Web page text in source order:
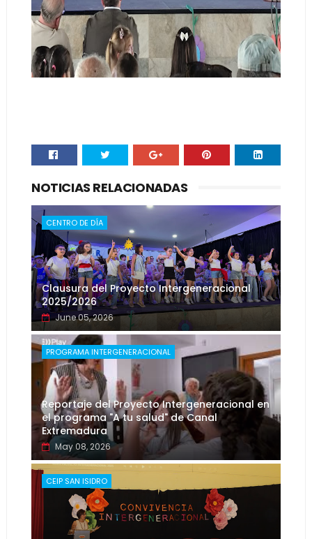
NOTICIAS RELACIONADAS
CENTRO DE DÍA
Clausura del Proyecto Intergeneracional
2025/2026
June 05, 2026
PROGRAMA INTERGENERACIONAL
Reportaje del Proyecto Intergeneracional en
el programa "A tu salud" de Canal
Extremadura
May 08, 2026
CEIP SAN ISIDRO